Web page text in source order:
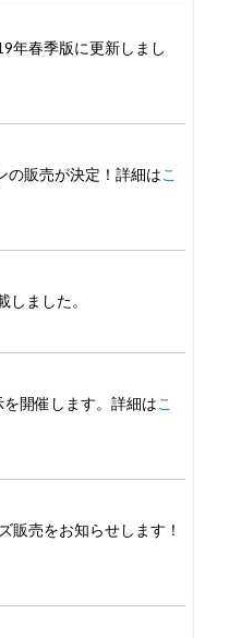
年春季版に更新しまし
の販売が決定！詳細はこ
しました。
開催します。詳細はこ
販売をお知らせします！